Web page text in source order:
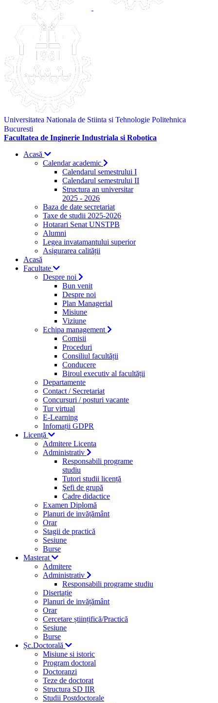
Universitatea Nationala de Stiinta si Tehnologie Politehnica
Bucuresti
Facultatea de Inginerie Industriala si Robotica
Acasă
Calendar academic
Calendarul semestrului I
Calendarul semestrului II
Structura an universitar
2025 - 2026
Baza de date secretariat
Taxe de studii 2025-2026
Hotarari Senat UNSTPB
Alumni
Legea invatamantului superior
Asigurarea calității
Acasă
Facultate
Despre noi
Bun venit
Despre noi
Plan Managerial
Misiune
Viziune
Echipa management
Comisii
Proceduri
Consiliul facultății
Conducere
Biroul executiv al facultății
Departamente
Contact / Secretariat
Concursuri / posturi vacante
Tur virtual
E-Learning
Infomații GDPR
Licență
Admitere Licenta
Administrativ
Responsabili programe
studiu
Tutori studii licență
Şefi de grupă
Cadre didactice
Examen Diplomă
Planuri de invățământ
Orar
Stagii de practică
Sesiune
Burse
Masterat
Admitere
Administrativ
Responsabili programe studiu
Disertație
Planuri de invățământ
Orar
Cercetare științifică/Practică
Sesiune
Burse
Șc.Doctorală
Misiune si istoric
Program doctoral
Doctoranzi
Teze de doctorat
Structura SD IIR
Studii Postdoctorale